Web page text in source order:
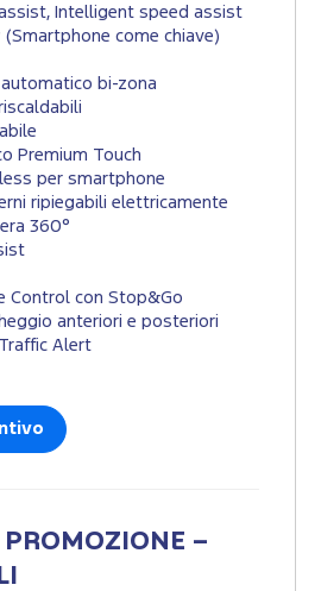
Intelligent speed assist
(Smartphone come chiave)
bi-zona
Premium Touch
per smartphone
ripiegabili elettricamente
360°
Control con Stop&Go
anteriori e posteriori
Alert
PROMOZIONE –